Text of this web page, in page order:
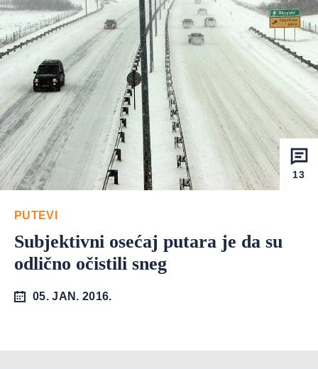
13
PUTEVI
Subjektivni osećaj putara je da su
odlično očistili sneg
05. JAN. 2016.